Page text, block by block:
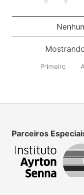
Primeiro
Parceiros